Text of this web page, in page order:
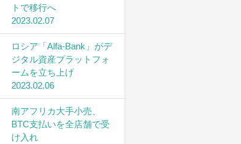
トで移行へ
2023.02.07
ロシア「Alfa-Bank」がデ
ジタル資産プラットフォ
ームを立ち上げ
2023.02.06
南アフリカ大手小売、
BTC支払いを全店舗で受
け入れ